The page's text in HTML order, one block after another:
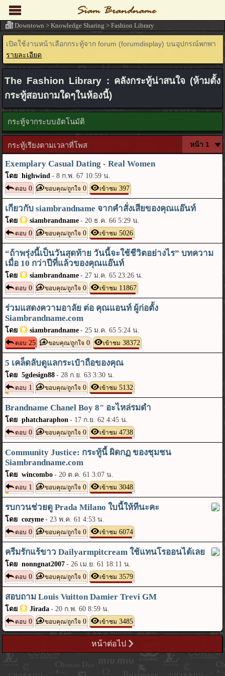
เปิดใช้งานหน้าเลือกกระทู้จาก forum (forumdisplay) บนอุปกรณ์พกพา
รายละเอียด
The Fashion Library : คลังกระทู้น่าสนใจ (ห้ามตั้ง
กระทู้สอบถามใดๆในห้องนี้)
กระทู้จากระบบอัตโนมัติ
กระทู้เรียงตามเวลาที่โพส
Exemplary Сasual Dating - Real Women
โดย highwind -8 ก.พ. 67 10:59 น.
ตอบ 0 ขอบคุณ/ถูกใจ 0 เข้าชม 397
เกียวกับ siambrandname จากคำสั่งเสียของคุณแอ๊นท์
โดย siambrandname -20 ธ.ค. 66 5:29 น.
ตอบ 0 ขอบคุณ/ถูกใจ 0 เข้าชม 5026
“ถ้าพรุ่งนี้เป็นวันสุดท้าย วันนี้จะใช้ชีวิตอย่างไร” บทความ
เมื่อ 10 กว่าปีที่แล้วของคุณแอ๊นท์
โดย siambrandname -27 ม.ค. 65 23:26 น.
ตอบ 0 ขอบคุณ/ถูกใจ 0 เข้าชม 11867
ร่วมแสดงความอาลัย ต่อ คุณแอนท์ ผู้ก่อตั้ง
Siambrandname.com
โดย siambrandname -25 ม.ค. 65 5:24 น.
ตอบ 25 ขอบคุณ/ถูกใจ 0 เข้าชม 38372
5 เคล็ดลับดูแลกระเป๋าถือของคุณ
โดย 5gdesign88 -28 ก.ย. 63 3:30 น.
ตอบ 1 ขอบคุณ/ถูกใจ 0 เข้าชม 5132
Brandname Chanel Boy 8" อะไหล่รมดำ
โดย phatcharaphon - 17 ก.ย. 62 4:45 น.
ตอบ 0 ขอบคุณ/ถูกใจ 0 เข้าชม 4738
Community Justice: กระทู้นี้ ผิดกฏ ของชุมชน
Siambrandname.com
โดย wincombo -20 ต.ค. 61 3:07 น.
ตอบ 1 ขอบคุณ/ถูกใจ 0 เข้าชม 3048
รบกวนช่วยดู Prada Milano ใบนี้ให้ทีนะคะ
โดย cozyme -23 พ.ค. 61 4:53 น.
ตอบ 0 ขอบคุณ/ถูกใจ 0 เข้าชม 6074
ครีมรักแร้ขาว Dailyarmpitcream ใช้แทนโรออนได้เลย
โดย nonngnat2007 -26 เม.ย. 61 18:11 น.
ตอบ 0 ขอบคุณ/ถูกใจ 0 เข้าชม 3579
สอบถาม Louis Vuitton Damier Trevi GM
โดย Jirada -20 ก.พ. 60 8:59 น.
ตอบ 0 ขอบคุณ/ถูกใจ 0 เข้าชม 3485
หน้าต่อไป
Downtown > Knowledge Sharing > Fashion Library